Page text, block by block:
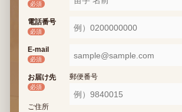
必須
電話番号
必須
E-mail
必須
お届け先
必須
郵便番号
ご住所